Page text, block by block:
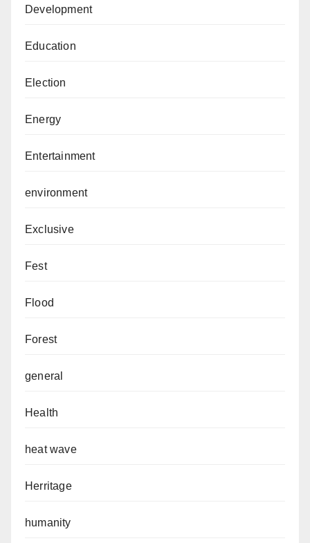
Development
Education
Election
Energy
Entertainment
environment
Exclusive
Fest
Flood
Forest
general
Health
heat wave
Herritage
humanity